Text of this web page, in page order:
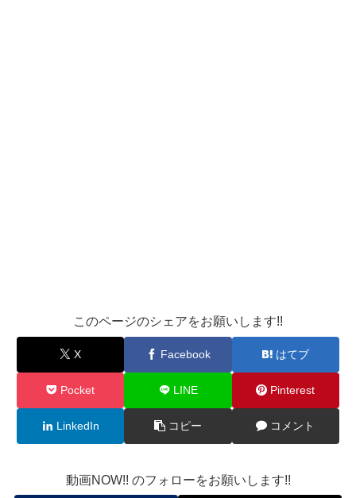
このページのシェアをお願いします!!
X Facebook はてブ
Pocket LINE Pinterest
LinkedIn コピー コメント
動画NOW!! のフォローをお願いします!!